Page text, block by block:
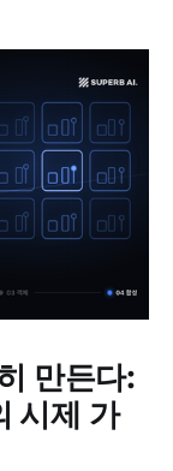
만든다:
시제 가